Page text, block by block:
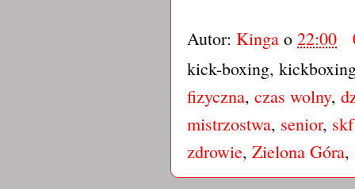
Autor: Kinga o 22:00
kick-boxing,
fizyczna, czas wolny,
mistrzostwa, senior,
zdrowie, Zielona Góra,